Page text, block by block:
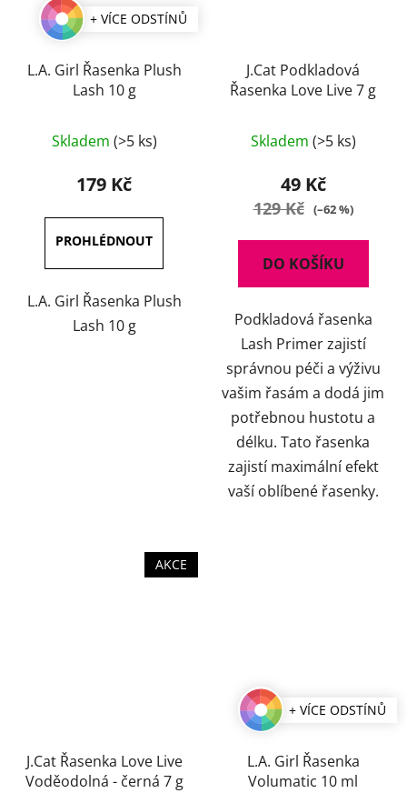
+ VÍCE ODSTÍNŮ
L.A. Girl Řasenka Plush
Lash 10 g
hodnocení
produktu
3,5
z
5
hvězdiček.
Skladem (>5 ks)
179 Kč
L.A. Girl Řasenka Plush
Lash 10 g
J.Cat Podkladová
Řasenka Love Live 7 g
Skladem (>5 ks)
49 Kč
129 Kč (–62 %)
DO KOŠÍKU
Podkladová řasenka
Lash Primer zajistí
správnou péči a výživu
vašim řasám a dodá jim
potřebnou hustotu a
délku. Tato řasenka
zajistí maximální efekt
vaší oblíbené řasenky.
AKCE
J.Cat Řasenka Love Live
Voděodolná - černá 7 g
+ VÍCE ODSTÍNŮ
L.A. Girl Řasenka
Volumatic 10 ml